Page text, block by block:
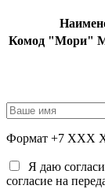
Комод "Мори"
Формат +7 XXX
Я даю
согласие на